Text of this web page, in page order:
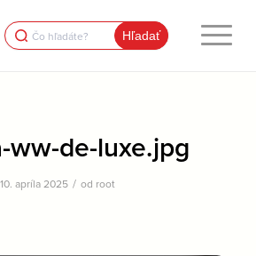
Search
for:
ww-de-luxe.jpg
10. apríla 2025 / od root